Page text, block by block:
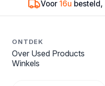
Voor 16u besteld,
ONTDEK
Over Used Products
Winkels